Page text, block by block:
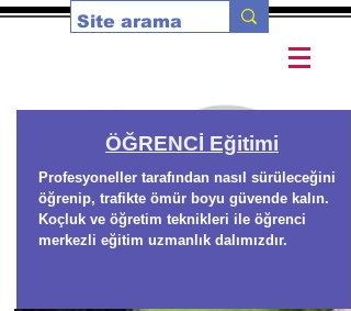
ÖĞRENCİ Eğitimi
Profesyoneller tarafından nasıl sürüleceğini
öğrenip, trafikte ömür boyu güvende kalın.
Koçluk ve öğretim teknikleri ile öğrenci
merkezli eğitim uzmanlık dalımızdır.